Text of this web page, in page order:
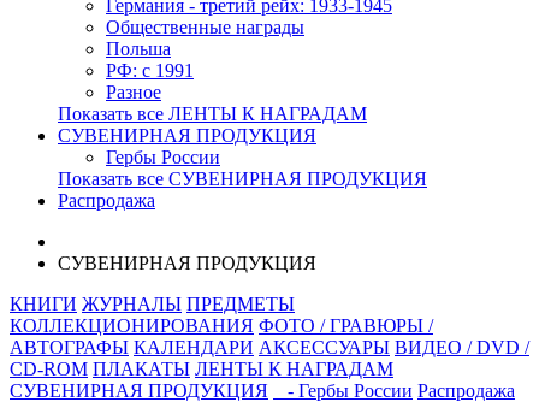
Германия - третий рейх: 1933-1945
Общественные награды
Польша
РФ: с 1991
Разное
Показать все ЛЕНТЫ К НАГРАДАМ
СУВЕНИРНАЯ ПРОДУКЦИЯ
Гербы России
Показать все СУВЕНИРНАЯ ПРОДУКЦИЯ
Распродажа
СУВЕНИРНАЯ ПРОДУКЦИЯ
КНИГИ ЖУРНАЛЫ ПРЕДМЕТЫ
КОЛЛЕКЦИОНИРОВАНИЯ ФОТО / ГРАВЮРЫ /
АВТОГРАФЫ КАЛЕНДАРИ АКСЕССУАРЫ ВИДЕО / DVD /
CD-ROM ПЛАКАТЫ ЛЕНТЫ К НАГРАДАМ
СУВЕНИРНАЯ ПРОДУКЦИЯ
- Гербы России Распродажа